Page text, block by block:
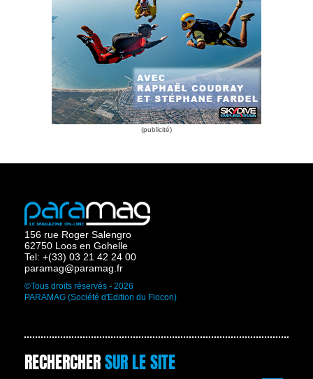
156 rue Roger Salengro
62750 Loos en Gohelle
Tel: +(33) 03 21 42 24 00
paramag@paramag.fr
©Tous droits réservés - 2026
PARAMAG (Société d'Edition du Flocon)
RECHERCHERSUR LE SITE